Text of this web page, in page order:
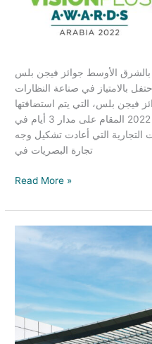
الأوسط جوائز فيجن بلس
احتفل بالامتياز في صناعة النظارات
فيجن بلس، التي يتم استضافتها
كجزء من معرض فيجن بلس اكسبو 2022 المقام على مدار 3 أيام في
التجارية التي أعادت تشكيل وجه
تجارة البصريات في
Business
Read More »
اكس
تؤكد
مشاركتها
في
فيجن